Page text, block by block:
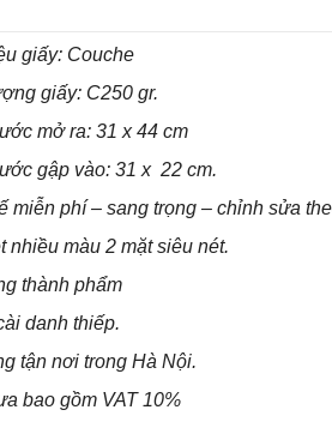
giấy: Couche
giấy: C250 gr.
mở ra: 31 x 44 cm
gập vào: 31 x 22 cm.
miễn phí – sang trọng – chỉnh sửa
nhiều màu 2 mặt siêu nét.
thành phẩm
danh thiếp.
tận nơi trong Hà Nội.
bao gồm VAT 10%